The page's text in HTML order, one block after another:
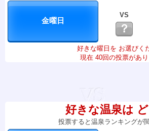
VS
？
好きな曜日を お選びく
現在 40回の投票があり
好きな温泉は
投票すると温泉ランキングが